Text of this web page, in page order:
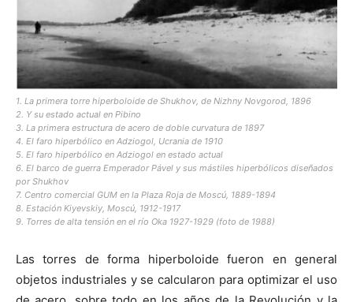
1. La primera torre hiperboloide de Shukhov, de Nizhny Novgorod, 1896
2. Y su estado actual en Pibino
3. La primera estructura de acero de doble curvatura de 1897
4. El faro hiperbólico en Adziogol, Ucrania de 1910
5. El faro hiperbólico en Adziogol en estado actual
6. El barco de guerra Emperador Pável y sus mástiles hiperbólicos diseñados
por Shukhov
7. Centro comercial GUM en la Plaza Roja de Moscú, 1889-1894
8. Estación Kiyevskiy, Moscú, 1912-1917
9. Torres de alta tensión en el río Oka 1927-1929 (foto de 1988)
Las torres de forma hiperboloide fueron en general
objetos industriales y se calcularon para optimizar el uso